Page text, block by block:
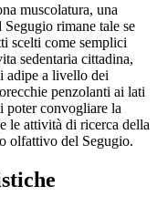
muscolatura, una
rimane tale se
scelti come semplici
sedentaria cittadina,
adipe a livello dei
penzolanti ai lati
poter convogliare la
le attività di ricerca della
olfattivo del Segugio.